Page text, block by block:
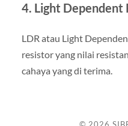
4. Light Dependent
LDR atau Light
resistor yang nilai
cahaya yang di terima.